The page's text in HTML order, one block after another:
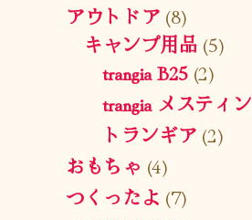
アウトドア (8)
キャンプ用品 (5)
trangia B25 (2)
trangia メスティン
トランギア (2)
おもちゃ (4)
つくったよ (7)